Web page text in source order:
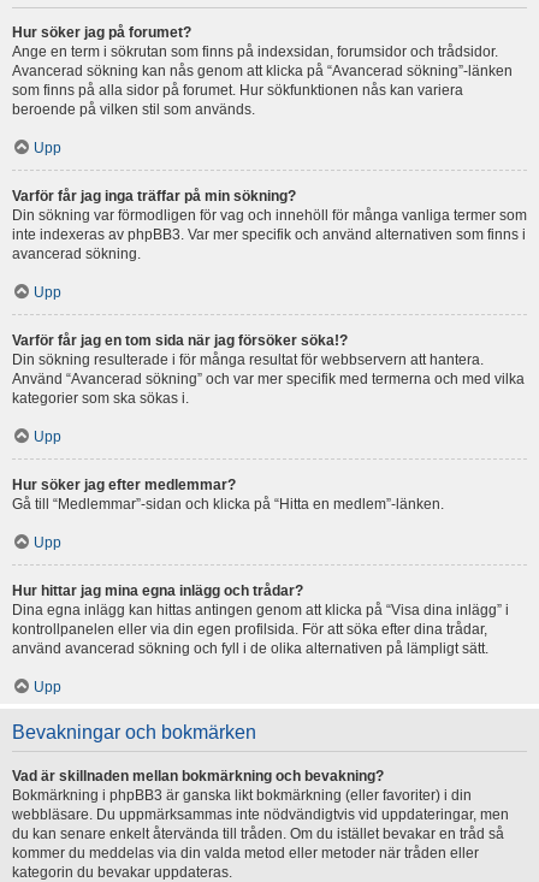
Hur söker jag på forumet?
Ange en term i sökrutan som finns på indexsidan, forumsidor och trådsidor.
Avancerad sökning kan nås genom att klicka på “Avancerad sökning”-länken
som finns på alla sidor på forumet. Hur sökfunktionen nås kan variera
beroende på vilken stil som används.
Upp
Varför får jag inga träffar på min sökning?
Din sökning var förmodligen för vag och innehöll för många vanliga termer som
inte indexeras av phpBB3. Var mer specifik och använd alternativen som finns i
avancerad sökning.
Upp
Varför får jag en tom sida när jag försöker söka!?
Din sökning resulterade i för många resultat för webbservern att hantera.
Använd “Avancerad sökning” och var mer specifik med termerna och med vilka
kategorier som ska sökas i.
Upp
Hur söker jag efter medlemmar?
Gå till “Medlemmar”-sidan och klicka på “Hitta en medlem”-länken.
Upp
Hur hittar jag mina egna inlägg och trådar?
Dina egna inlägg kan hittas antingen genom att klicka på “Visa dina inlägg” i
kontrollpanelen eller via din egen profilsida. För att söka efter dina trådar,
använd avancerad sökning och fyll i de olika alternativen på lämpligt sätt.
Upp
Bevakningar och bokmärken
Vad är skillnaden mellan bokmärkning och bevakning?
Bokmärkning i phpBB3 är ganska likt bokmärkning (eller favoriter) i din
webbläsare. Du uppmärksammas inte nödvändigtvis vid uppdateringar, men
du kan senare enkelt återvända till tråden. Om du istället bevakar en tråd så
kommer du meddelas via din valda metod eller metoder när tråden eller
kategorin du bevakar uppdateras.